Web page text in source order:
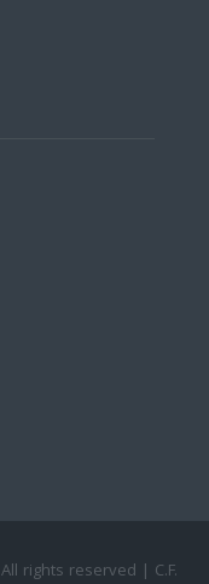
All rights reserved | C.F.